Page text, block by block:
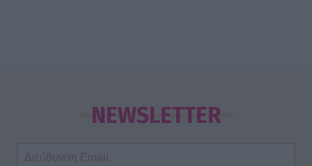
NEWSLETTER